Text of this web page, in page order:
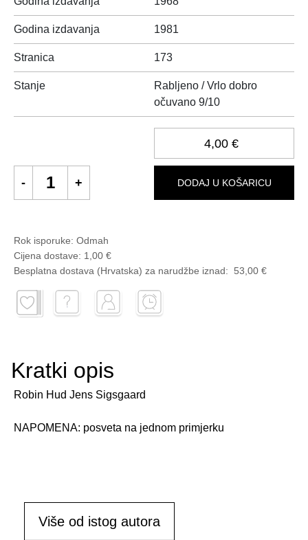
Godina izdavanja 1981
Stranica 173
Stanje
Rabljeno / Vrlo dobro
očuvano 9/10
4,00 €
DODAJ U KOŠARICU
Rok isporuke: Odmah
Cijena dostave: 1,00 €
Besplatna dostava (Hrvatska) za narudžbe iznad: 53,00 €
Kratki opis
Robin Hud Jens Sigsgaard
NAPOMENA: posveta na jednom primjerku
Više od istog autora